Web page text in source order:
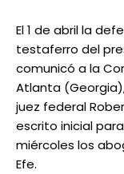
El 1 de abril la
testaferro del
comunicó a la
Atlanta
juez federal
escrito inicial
miércoles los
Efe.